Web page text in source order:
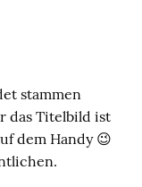
stammen
das Titelbild ist
dem Handy 😉